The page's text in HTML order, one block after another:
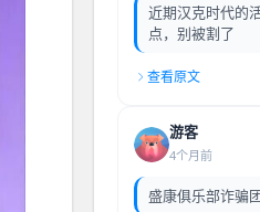
近期汉克时代的
点，别被割了
查看原文
游客
4个月前
盛康俱乐部诈骗